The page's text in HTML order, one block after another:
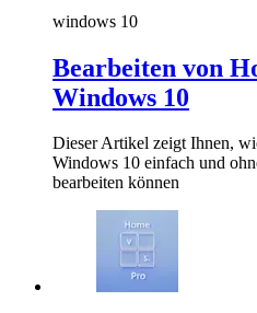
windows 10
Bearbeiten von
Windows 10
Dieser Artikel zeigt Ihnen,
Windows 10 einfach und
bearbeiten können